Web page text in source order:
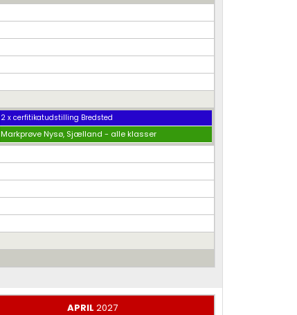
2 x cerfitikatudstilling Bredsted
Markprøve Nysø, Sjælland - alle klasser
APRIL 2027